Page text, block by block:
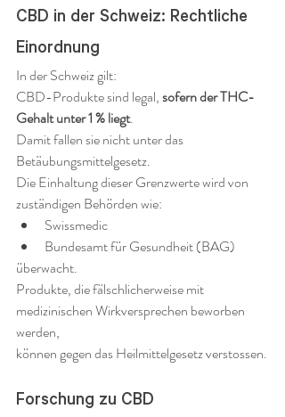
CBD in der Schweiz: Rechtliche
Einordnung
In der Schweiz gilt:
CBD-Produkte sind legal, sofern der THC-
Gehalt unter 1 % liegt.
Damit fallen sie nicht unter das
Betäubungsmittelgesetz.
Die Einhaltung dieser Grenzwerte wird von
zuständigen Behörden wie:
Swissmedic
Bundesamt für Gesundheit (BAG)
überwacht.
Produkte, die fälschlicherweise mit
medizinischen Wirkversprechen beworben
werden,
können gegen das Heilmittelgesetz verstossen.
Forschung zu CBD